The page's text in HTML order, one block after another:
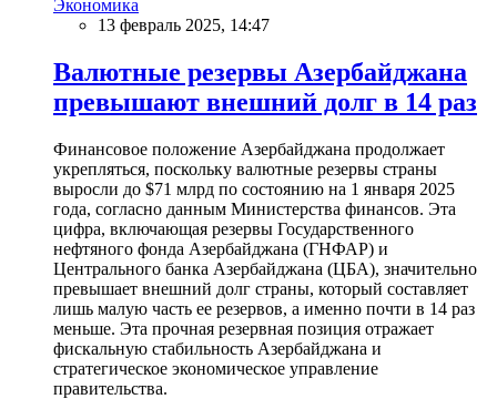
Экономика
13 февраль 2025, 14:47
Валютные резервы Азербайджана
превышают внешний долг в 14 раз
Финансовое положение Азербайджана продолжает
укрепляться, поскольку валютные резервы страны
выросли до $71 млрд по состоянию на 1 января 2025
года, согласно данным Министерства финансов. Эта
цифра, включающая резервы Государственного
нефтяного фонда Азербайджана (ГНФАР) и
Центрального банка Азербайджана (ЦБА), значительно
превышает внешний долг страны, который составляет
лишь малую часть ее резервов, а именно почти в 14 раз
меньше. Эта прочная резервная позиция отражает
фискальную стабильность Азербайджана и
стратегическое экономическое управление
правительства.